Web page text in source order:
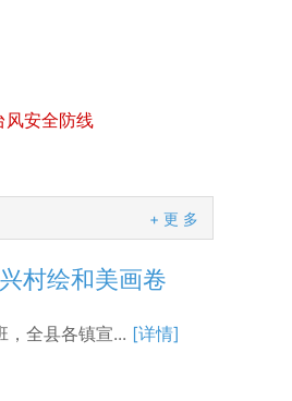
风安全防线
+ 更 多
村绘和美画卷
，全县各镇宣... [详情]